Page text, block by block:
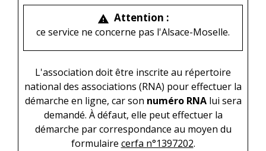
warning Attention :
ce service ne concerne pas l'Alsace-Moselle.
L'association doit être inscrite au répertoire
national des associations (RNA) pour effectuer la
démarche en ligne, car son numéro RNAlui sera
demandé. À défaut, elle peut effectuer la
démarche par correspondance au moyen du
formulaire cerfa n°1397202.